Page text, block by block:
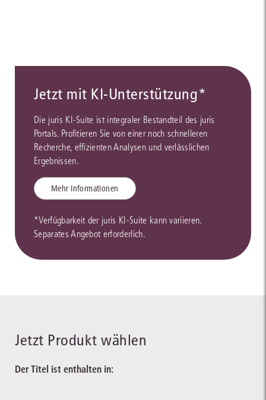
Jetzt mit KI-Unterstützung*
Die juris KI-Suite ist integraler Bestandteil des juris
Portals. Profitieren Sie von einer noch schnelleren
Recherche, effizienten Analysen und verlässlichen
Ergebnissen.
Mehr Informationen
*Verfügbarkeit der juris KI-Suite kann variieren.
Separates Angebot erforderlich.
Jetzt Produkt wählen
Der Titel ist enthalten in: